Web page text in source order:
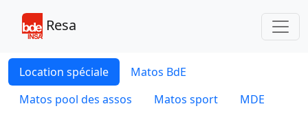
Resa
Location spéciale
Matos BdE
Matos pool des assos
Matos sport
MDE